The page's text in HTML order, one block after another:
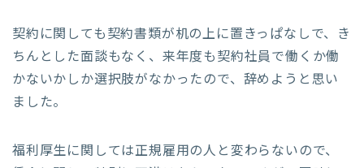
契約に関しても契約書類が机の上に置きっぱなしで、き
ちんとした面談もなく、来年度も契約社員で働くか働
かないかしか選択肢がなかったので、辞めようと思い
ました。
福利厚生に関しては正規雇用の人と変わらないので、